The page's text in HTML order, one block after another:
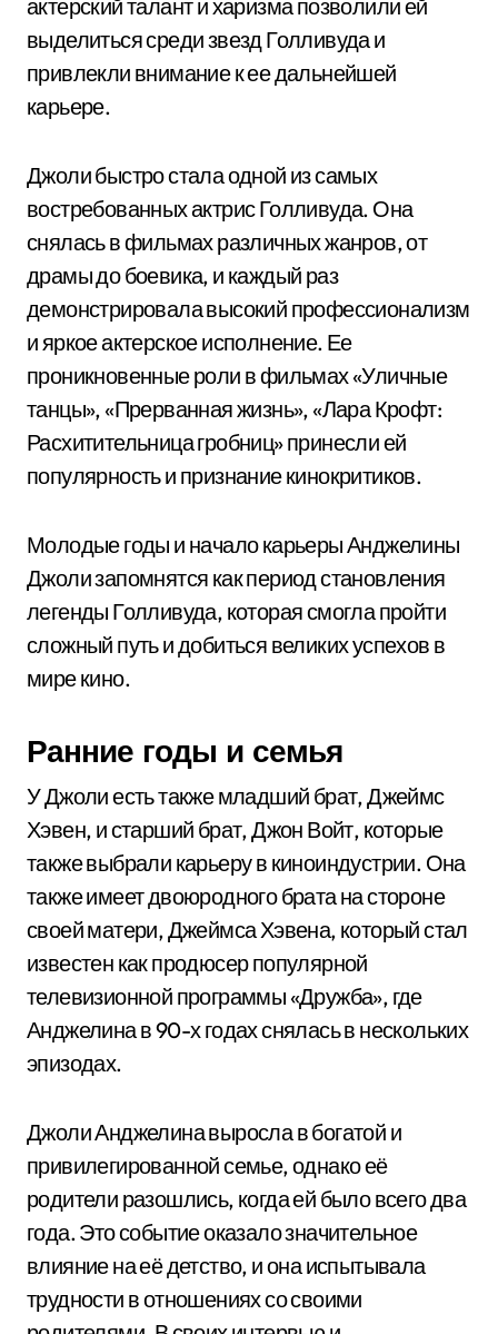
актерский талант и харизма позволили ей
выделиться среди звезд Голливуда и
привлекли внимание к ее дальнейшей
карьере.
Джоли быстро стала одной из самых
востребованных актрис Голливуда. Она
снялась в фильмах различных жанров, от
драмы до боевика, и каждый раз
демонстрировала высокий профессионализм
и яркое актерское исполнение. Ее
проникновенные роли в фильмах «Уличные
танцы», «Прерванная жизнь», «Лара Крофт:
Расхитительница гробниц» принесли ей
популярность и признание кинокритиков.
Молодые годы и начало карьеры Анджелины
Джоли запомнятся как период становления
легенды Голливуда, которая смогла пройти
сложный путь и добиться великих успехов в
мире кино.
Ранние годы и семья
У Джоли есть также младший брат, Джеймс
Хэвен, и старший брат, Джон Войт, которые
также выбрали карьеру в киноиндустрии. Она
также имеет двоюродного брата на стороне
своей матери, Джеймса Хэвена, который стал
известен как продюсер популярной
телевизионной программы «Дружба», где
Анджелина в 90-х годах снялась в нескольких
эпизодах.
Джоли Анджелина выросла в богатой и
привилегированной семье, однако её
родители разошлись, когда ей было всего два
года. Это событие оказало значительное
влияние на её детство, и она испытывала
трудности в отношениях со своими